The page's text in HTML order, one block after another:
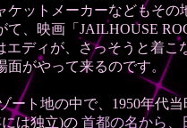
ケットメーカーなどもそ
て、映画「JAILHOUSE
エディが、さっそうと着
面がやって来るのです。
ート地の中で、1950年代
は独立)の 首都の名から、